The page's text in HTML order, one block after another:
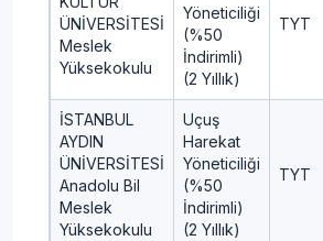
ÜNİVERSİTESİ
Meslek
Yüksekokulu
Yöneticiliği
(%50
İndirimli)
(2 Yıllık)
TYT
İSTANBUL
AYDIN
ÜNİVERSİTESİ
Anadolu Bil
Meslek
Yüksekokulu
Uçuş
Harekat
Yöneticiliği
(%50
İndirimli)
(2 Yıllık)
TYT